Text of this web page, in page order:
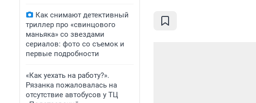
Как снимают детективный
триллер про «свинцового
маньяка» со звездами
сериалов: фото со съемок и
первые подробности
«Как уехать на работу?».
Рязанка пожаловалась на
отсутствие автобусов у ТЦ